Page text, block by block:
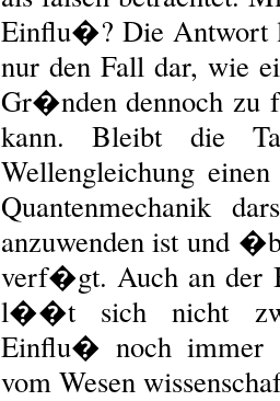
Einflu�? Die Antwort
nur den Fall dar, wie
Gr�nden dennoch zu
kann. Bleibt die
Wellengleichung
Quantenmechanik
anzuwenden ist und
verf�gt. Auch an der
l��t sich nicht
Einflu� noch immer
vom Wesen